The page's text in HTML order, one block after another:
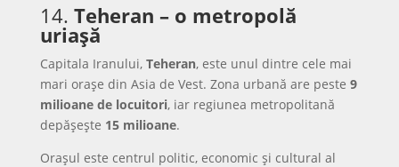
14. Teheran – o metropolă
uriașă
Capitala Iranului, Teheran, este unul dintre cele mai
mari orașe din Asia de Vest. Zona urbană are peste 9
milioane de locuitori, iar regiunea metropolitană
depășește 15 milioane.
Orașul este centrul politic, economic și cultural al